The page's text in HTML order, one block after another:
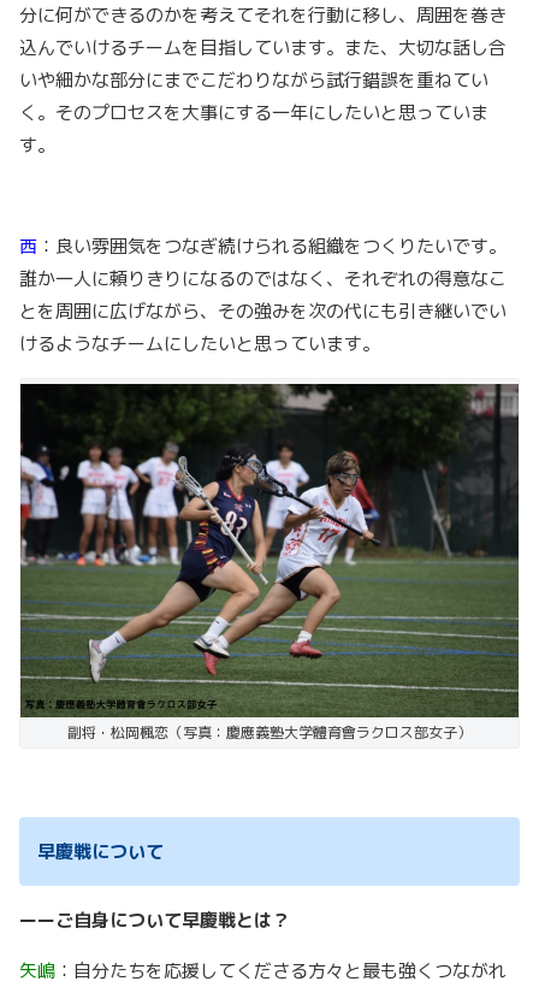
分に何ができるのかを考えてそれを行動に移し、周囲を巻き
込んでいけるチームを目指しています。また、大切な話し合
いや細かな部分にまでこだわりながら試行錯誤を重ねてい
く。そのプロセスを大事にする一年にしたいと思っていま
す。
西 ：良い雰囲気をつなぎ続けられる組織をつくりたいです。
誰か一人に頼りきりになるのではなく、それぞれの得意なこ
とを周囲に広げながら、その強みを次の代にも引き継いでい
けるようなチームにしたいと思っています。
副将・松岡楓恋（写真：慶應義塾大学體育會ラクロス部女子）
早慶戦について
ーーご自身について早慶戦とは？
矢嶋 ：自分たちを応援してくださる方々と最も強くつながれ